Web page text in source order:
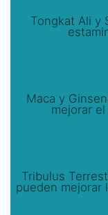
Tongkat Ali y
Maca y
mejorar
Tribulus
pueden mejorar